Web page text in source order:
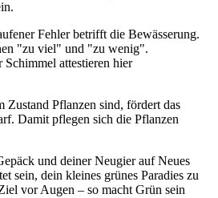
Fehler betrifft die Bewässerung.
"zu viel" und "zu wenig".
attestieren hier
Pflanzen sind, fördert das
Damit pflegen sich die Pflanzen
und deiner Neugier auf Neues
sein, dein kleines grünes Paradies zu
vor Augen – so macht Grün sein